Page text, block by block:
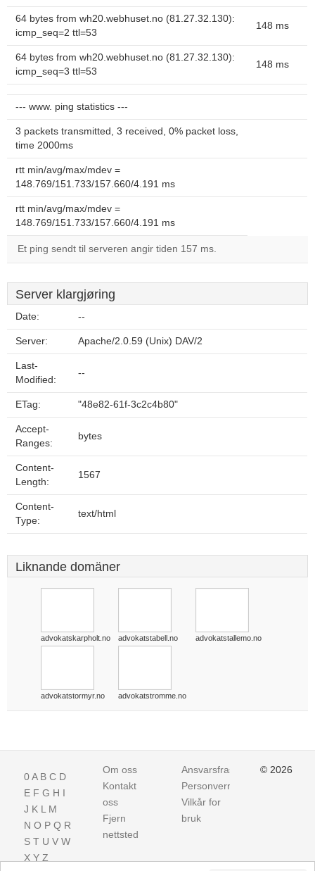
64 bytes from wh20.webhuset.no (81.27.32.130):
icmp_seq=2 ttl=53
148 ms
64 bytes from wh20.webhuset.no (81.27.32.130):
icmp_seq=3 ttl=53
148 ms
--- www. ping statistics ---
3 packets transmitted, 3 received, 0% packet loss,
time 2000ms
rtt min/avg/max/mdev =
148.769/151.733/157.660/4.191 ms
rtt min/avg/max/mdev =
148.769/151.733/157.660/4.191 ms
Et ping sendt til serveren angir tiden 157 ms.
Server klargjøring
Date: --
Server: Apache/2.0.59 (Unix) DAV/2
Last-
Modified:
--
ETag: "48e82-61f-3c2c4b80"
Accept-
Ranges:
bytes
Content-
Length:
1567
Content-
Type:
text/html
Liknande domäner
advokatskarpholt.no advokatstabell.no advokatstallemo.no
advokatstormyr.no advokatstromme.no
0A B C D
E F G H I
J K L M
N O P Q R
S T U V W
X Y Z
Om oss
Kontakt
oss
Fjern
nettsted
Ansvarsfraskrivelse
Personvern
Vilkår for
bruk
© 2026